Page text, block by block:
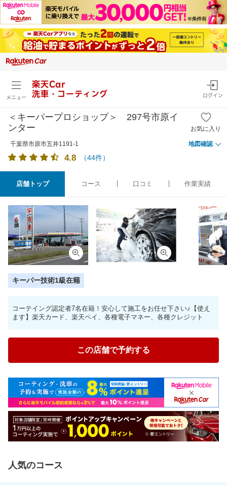
メニュー
楽天Car
洗車・コーティング
ログイン
＜キーパープロショップ＞ 297号市原イ
ンター
お気に入り
千葉県市原市五井1191-1 地図確認
4.8 （44件）
店舗トップ コース 口コミ 作業実績
キーパー技術1級在籍
コーテイング認定者7名在籍！安心して施工をお任せ下さい♪【使え
ます】楽天カード、楽天ペイ、各種電子マネー、各種クレジット
この店舗で予約する
人気のコース